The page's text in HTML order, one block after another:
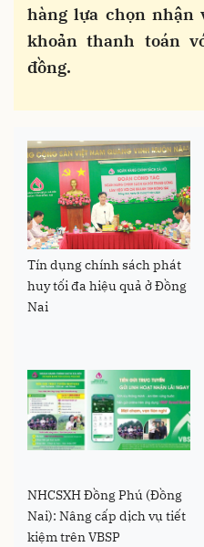
hàng lựa chọn nhận
khoản thanh toán
đồng.
Tín dụng chính sách phát
huy tối đa hiệu quả ở Đồng
Nai
NHCSXH Đồng Phú (Đồng
Nai): Nâng cấp dịch vụ tiết
kiệm trên VBSP